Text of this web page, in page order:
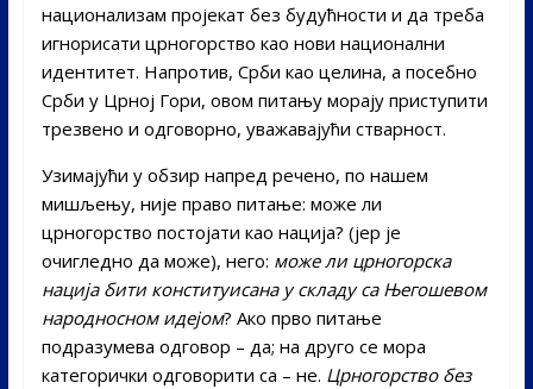
национализам пројекат без будућности и да треба
игнорисати црногорство као нови национални
идентитет. Напротив, Срби као целина, а посебно
Срби у Црној Гори, овом питању морају приступити
трезвено и одговорно, уважавајући стварност.
Узимајући у обзир напред речено, по нашем
мишљењу, није право питање: може ли
црногорство постојати као нација? (јер је
очигледно да може), него: може ли црногорска
нација бити конституисана у складу са Његошевом
народносном идејом? Ако прво питање
подразумева одговор – да; на друго се мора
категорички одговорити са – не. Црногорство без